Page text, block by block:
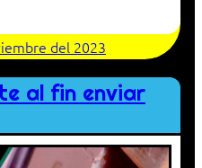
del 2023
al fin enviar